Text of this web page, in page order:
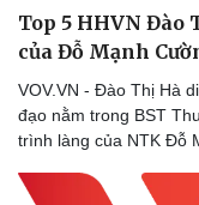
Top 5 HHVN Đào
của Đỗ Mạnh
VOV.VN - Đào Thị Hà
đạo nằm trong BST
trình làng của NTK Đỗ